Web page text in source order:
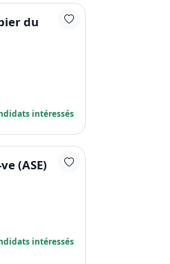
du
intéressés
(ASE)
intéressés